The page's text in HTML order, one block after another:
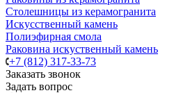
Столешницы из керамогранита
Искусственный камень
Полиэфирная смола
Раковина искуственный камень
+7 (812) 317-33-73
Заказать звонок
Задать вопрос